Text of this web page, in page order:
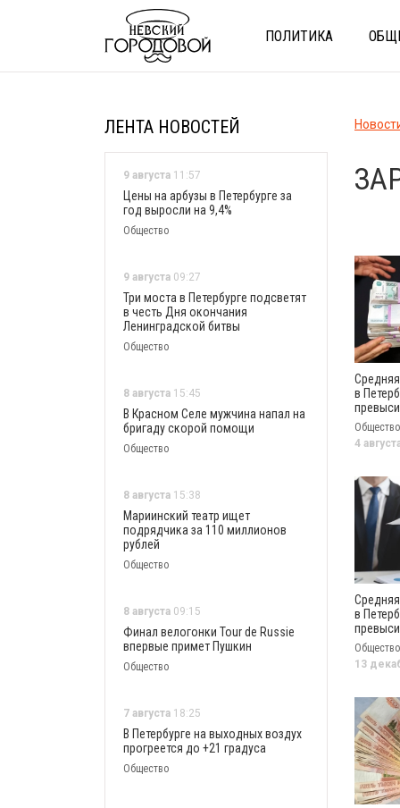
ПОЛИТИКА
в
тысяч
Общество
4
в
тысяч
Общество
13
ЛЕНТА НОВОСТЕЙ
9 августа 11:57
Цены на арбузы в Петербурге за
год выросли на 9,4%
Общество
9 августа 09:27
Три моста в Петербурге подсветят
в честь Дня окончания
Ленинградской битвы
Общество
8 августа 15:45
В Красном Селе мужчина напал на
бригаду скорой помощи
Общество
8 августа 15:38
Мариинский театр ищет
подрядчика за 110 миллионов
рублей
Общество
8 августа 09:15
Финал велогонки Tour de Russie
впервые примет Пушкин
Общество
7 августа 18:25
В Петербурге на выходных воздух
прогреется до +21 градуса
Общество